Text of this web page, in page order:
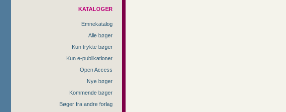
KATALOGER
Emnekatalog
Alle bøger
Kun trykte bøger
Kun e-publikationer
Open Access
Nye bøger
Kommende bøger
Bøger fra andre forlag